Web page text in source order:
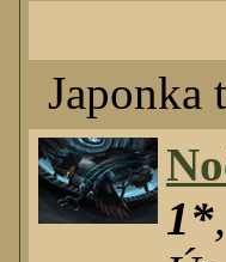
Japonka
1*,